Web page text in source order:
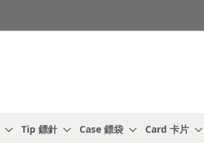
Tip 鏢針 Case 鏢袋 Card 卡片